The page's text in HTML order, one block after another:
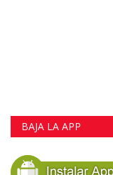
BAJA LA APP